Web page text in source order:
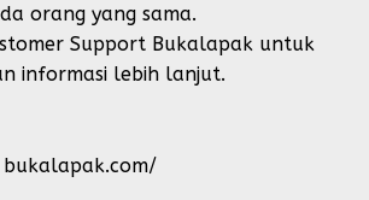
orang yang sama.
Support Bukalapak untuk
informasi lebih lanjut.
bukalapak.com/